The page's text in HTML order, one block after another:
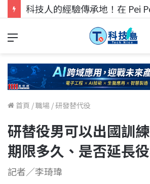
首頁 /職場 / 研發替代役
研替役男可以出國訓
期限多久、是否延長
記者／李琦瑋